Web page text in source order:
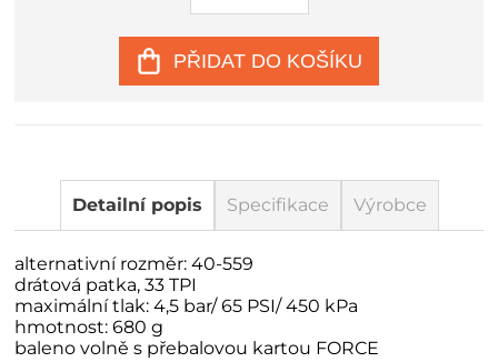
PŘIDAT DO KOŠÍKU
Detailní popis Specifikace Výrobce
alternativní rozměr: 40-559
drátová patka, 33 TPI
maximální tlak: 4,5 bar/ 65 PSI/ 450 kPa
hmotnost: 680 g
baleno volně s přebalovou kartou FORCE